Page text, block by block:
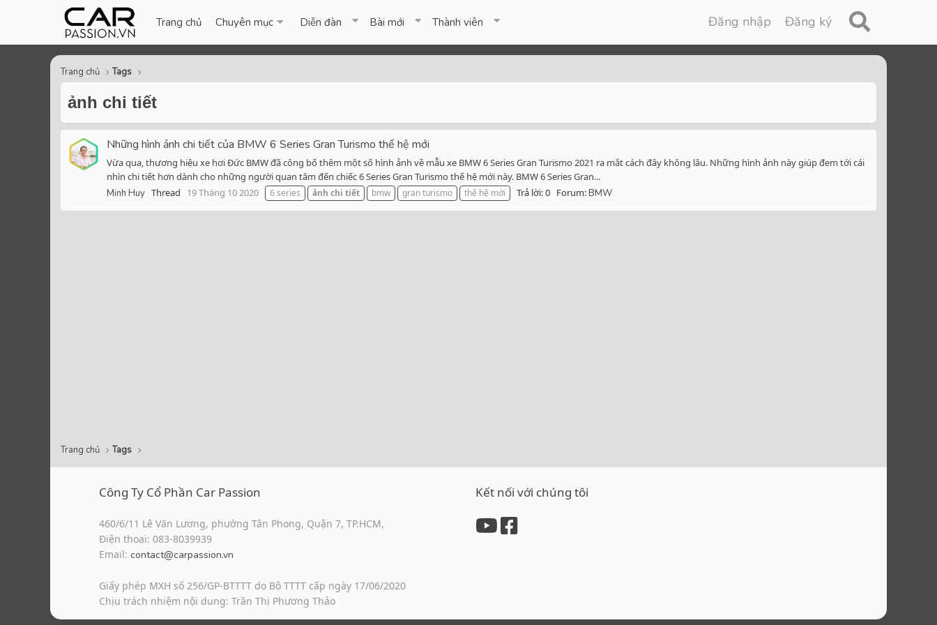
Trang chủ Chuyên mục Diễn đàn Bài mới Thành viên Đăng nhập Đăng ký
Trang chủ Tags
ảnh chi tiết
Những hình ảnh chi tiết của BMW 6 Series Gran Turismo thế hệ mới
Vừa qua, thương hiệu xe hơi Đức BMW đã công bố thêm một số hình ảnh về mẫu xe BMW 6 Series Gran Turismo 2021 ra mắt cách đây không lâu. Những hình ảnh này giúp đem tới cái
nhìn chi tiết hơn dành cho những người quan tâm đến chiếc 6 Series Gran Turismo thế hệ mới này. BMW 6 Series Gran...
Minh Huy Thread 19 Tháng 10 2020 6 series ảnh chi tiết bmw gran turismo thế hệ mới Trả lời: 0 Forum:BMW
Trang chủ Tags
Công Ty Cổ Phần Car Passion
460/6/11 Lê Văn Lương, phường Tân Phong, Quận 7, TP.HCM,
Điện thoại: 083-8039939
Email: contact@carpassion.vn
Giấy phép MXH số 256/GP-BTTTT do Bộ TTTT cấp ngày 17/06/2020
Chịu trách nhiệm nội dung: Trần Thị Phương Thảo
Kết nối với chúng tôi